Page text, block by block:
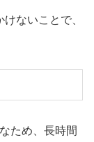
ないことで、
ため、長時間